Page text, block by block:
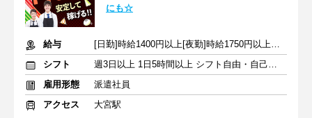
にも☆
給与
[日勤]時給1400円以上[夜勤]時給1750円以上＋交通費
シフト
週3日以上 1日5時間以上 シフト自由・自己申告
雇用形態
派遣社員
アクセス
大宮駅